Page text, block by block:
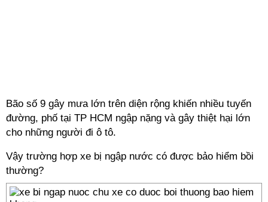
Bão số 9 gây mưa lớn trên diện rộng khiến nhiều tuyến
đường, phố tại TP HCM ngập nặng và gây thiệt hại lớn
cho những người đi ô tô.
Vậy trường hợp xe bị ngập nước có được bảo hiểm bồi
thường?